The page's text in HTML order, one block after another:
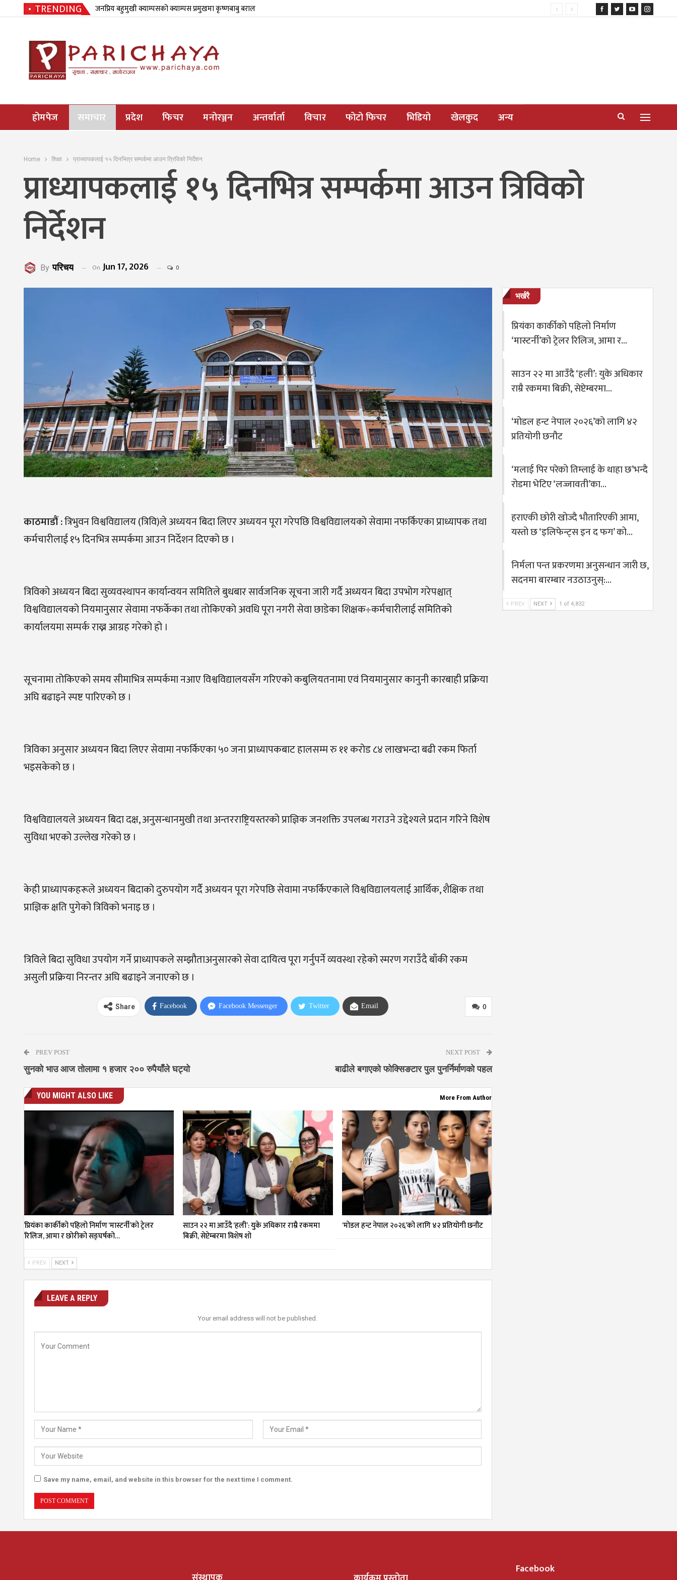
TRENDING जनप्रिय बहुमुखी क्याम्पसको क्याम्पस प्रमुखमा कृष्णबाबु बराल
होमपेज समाचार प्रदेश फिचर मनोरञ्जन अन्तर्वार्ता विचार फोटो फिचर भिडियो खेलकुद अन्य
Home शिक्षा प्राध्यापकलाई १५ दिनभित्र सम्पर्कमा आउन त्रिविको निर्देशन
प्राध्यापकलाई १५ दिनभित्र सम्पर्कमा आउन त्रिविको
निर्देशन
By परिचय On Jun 17, 2026 0
काठमाडौं:त्रिभुवन विश्वविद्यालय (त्रिवि)ले अध्ययन बिदा लिएर अध्ययन पूरा गरेपछि विश्वविद्यालयको सेवामा नफर्किएका प्राध्यापक तथा
कर्मचारीलाई १५ दिनभित्र सम्पर्कमा आउन निर्देशन दिएको छ ।
त्रिविको अध्ययन बिदा सुव्यवस्थापन कार्यान्वयन समितिले बुधबार सार्वजनिक सूचना जारी गर्दै अध्ययन बिदा उपभोग गरेपश्चात्
विश्वविद्यालयको नियमानुसार सेवामा नफर्केका तथा तोकिएको अवधि पूरा नगरी सेवा छाडेका शिक्षक÷कर्मचारीलाई समितिको
कार्यालयमा सम्पर्क राख्न आग्रह गरेको हो ।
सूचनामा तोकिएको समय सीमाभित्र सम्पर्कमा नआए विश्वविद्यालयसँग गरिएको कबुलियतनामा एवं नियमानुसार कानुनी कारबाही प्रक्रिया
अघि बढाइने स्पष्ट पारिएको छ ।
त्रिविका अनुसार अध्ययन बिदा लिएर सेवामा नफर्किएका ५० जना प्राध्यापकबाट हालसम्म रु ११ करोड ८४ लाखभन्दा बढी रकम फिर्ता
भइसकेको छ ।
विश्वविद्यालयले अध्ययन बिदा दक्ष, अनुसन्धानमुखी तथा अन्तरराष्ट्रियस्तरको प्राज्ञिक जनशक्ति उपलब्ध गराउने उद्देश्यले प्रदान गरिने विशेष
सुविधा भएको उल्लेख गरेको छ ।
केही प्राध्यापकहरूले अध्ययन बिदाको दुरुपयोग गर्दै अध्ययन पूरा गरेपछि सेवामा नफर्किएकाले विश्वविद्यालयलाई आर्थिक, शैक्षिक तथा
प्राज्ञिक क्षति पुगेको त्रिविको भनाइ छ ।
त्रिविले बिदा सुविधा उपयोग गर्ने प्राध्यापकले सम्झौताअनुसारको सेवा दायित्व पूरा गर्नुपर्ने व्यवस्था रहेको स्मरण गराउँदै बाँकी रकम
असुली प्रक्रिया निरन्तर अघि बढाइने जनाएको छ ।
0
Share Facebook Facebook Messenger Twitter Email
PREV POST
सुनको भाउ आज तोलामा १ हजार २०० रुपैयाँले घट्यो
NEXT POST
बाढीले बगाएको फोक्सिङटार पुल पुनर्निर्माणको पहल
YOU MIGHT ALSO LIKE More From Author
प्रियंका कार्कीको पहिलो निर्माण ‘मास्टर्नी’को ट्रेलर
रिलिज, आमा र छोरीको सङ्घर्षको…
साउन २२ मा आउँदै ‘हली’: युके अधिकार राम्रै रकममा
बिक्री, सेप्टेम्बरमा विशेष शो
‘मोडल हन्ट नेपाल २०२६’को लागि ४२ प्रतियोगी छनौट
PREV NEXT
LEAVE A REPLY
Your email address will not be published.
Save my name, email, and website in this browser for the next time I comment.
भर्खरै
प्रियंका कार्कीको पहिलो निर्माण
‘मास्टर्नी’को ट्रेलर रिलिज, आमा र…
साउन २२ मा आउँदै ‘हली’: युके अधिकार
राम्रै रकममा बिक्री, सेप्टेम्बरमा…
‘मोडल हन्ट नेपाल २०२६’को लागि ४२
प्रतियोगी छनौट
‘मलाई पिर परेको तिम्लाई के थाहा छ’भन्दै
रोडमा भेटिए ‘लज्जावती’का…
हराएकी छोरी खोज्दै भौतारिएकी आमा,
यस्तो छ ‘इलिफेन्ट्स इन द फग’ को…
निर्मला पन्त प्रकरणमा अनुसन्धान जारी छ,
सदनमा बारम्बार नउठाउनुस्:…
PREV NEXT 1 of 4,832
Facebook